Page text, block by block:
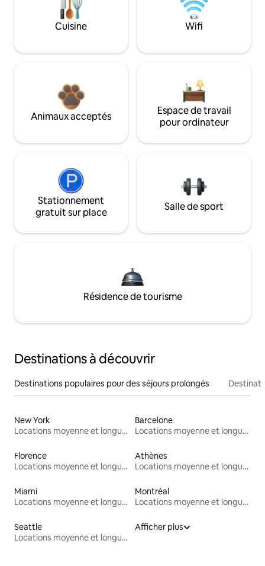
Cuisine Wifi
Animaux acceptés
Espace de travail
pour ordinateur
Stationnement
gratuit sur place
Salle de sport
Résidence de tourisme
Destinations à découvrir
Destinations populaires pour des séjours prolongés
New York
Locations moyenne et longue durée
Barcelone
Locations moyenne et longue durée
Florence
Locations moyenne et longue durée
Athènes
Locations moyenne et longue durée
Miami
Locations moyenne et longue durée
Montréal
Locations moyenne et longue durée
Seattle
Locations moyenne et longue durée
Afficher plus